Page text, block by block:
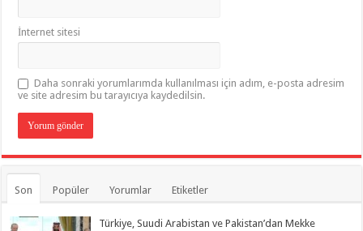
İnternet sitesi
Daha sonraki yorumlarımda kullanılması için adım, e-posta adresim
ve site adresim bu tarayıcıya kaydedilsin.
Son Popüler Yorumlar Etiketler
Türkiye, Suudi Arabistan ve Pakistan’dan Mekke